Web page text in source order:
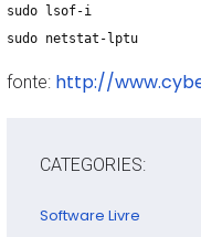
sudo lsof-i
sudo netstat-lptu
fonte: http://
CATEGORIES:
Software Livre